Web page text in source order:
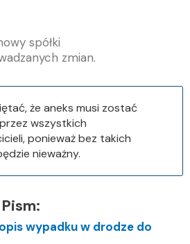
spółki
zmian.
że aneks musi zostać
wszystkich
ponieważ bez takich
nieważny.
wypadku w drodze do